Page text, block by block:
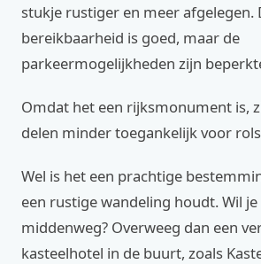
stukje rustiger en meer afgelegen.
bereikbaarheid is goed, maar de
parkeermogelijkheden zijn
Omdat het een rijksmonument is,
delen minder toegankelijk voor
Wel is het een prachtige
een rustige wandeling houdt. Wil je
middenweg? Overweeg dan een
kasteelhotel in de buurt, zoals